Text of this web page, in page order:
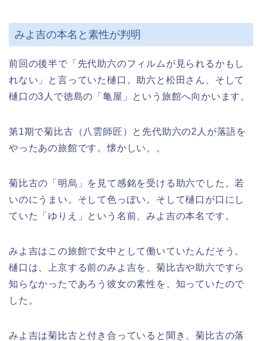
みよ吉の本名と素性が判明
前回の後半で「先代助六のフィルムが見られるかもし
れない」と言っていた樋口。助六と松田さん、そして
樋口の3人で徳島の「亀屋」という旅館へ向かいます。
第1期で菊比古（八雲師匠）と先代助六の2人が落語を
やったあの旅館です。懐かしい。。
菊比古の「明烏」を見て感銘を受ける助六でした。若
いのにうまい。そして色っぽい。そして樋口が口にし
ていた「ゆりえ」という名前、みよ吉の本名です。
みよ吉はこの旅館で女中として働いていたんだそう。
樋口は、上京する前のみよ吉を、菊比古や助六ですら
知らなかったであろう彼女の素性を、知っていたので
した。
みよ吉は菊比古と付き合っていると聞き、菊比古の落